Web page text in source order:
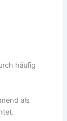
häufig
als